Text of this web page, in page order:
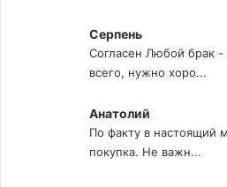
Серпень
Согласен Любой брак
всего, нужно хоро...
Анатолий
По факту в настоящий
покупка. Не важн...